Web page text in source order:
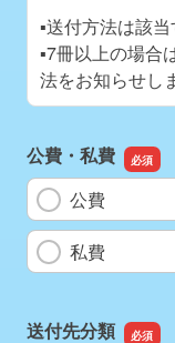
▪️送付方法は該
▪️7冊以上の場合
法をお知らせし
公費・私費
公費
私費
送付先分類